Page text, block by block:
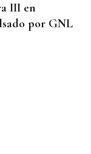
III en
por GNL